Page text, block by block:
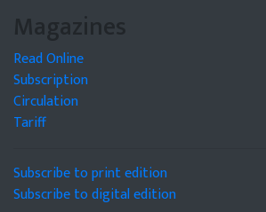
Magazines
Read Online
Subscription
Circulation
Tariff
Subscribe to print edition
Subscribe to digital edition